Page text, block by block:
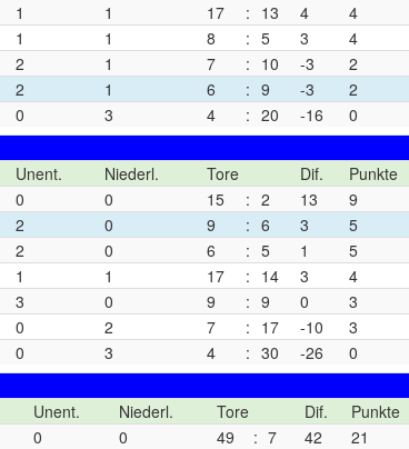
1 1 17 : 13 4
4
1 1 8 : 5 3
4
2 1 7 : 10 -3
2
2 1 6 : 9 -3
2
0 3 4 : 20 -16
0
Unent. Niederl. Tore Dif.
Punkte
0 0 15 : 2 13
9
2 0 9 : 6 3
5
2 0 6 : 5 1
5
1 1 17 : 14 3
4
3 0 9 : 9 0
3
0 2 7 : 17 -10
3
0 3 4 : 30 -26
0
Unent. Niederl. Tore Dif.
Punkte
0 0 49 : 7 42
21